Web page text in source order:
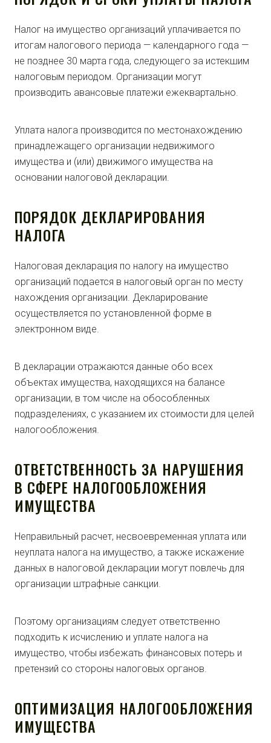
Налог на имущество организаций уплачивается по
итогам налогового периода — календарного года —
не позднее 30 марта года, следующего за истекшим
налоговым периодом. Организации могут
производить авансовые платежи ежеквартально.
Уплата налога производится по местонахождению
принадлежащего организации недвижимого
имущества и (или) движимого имущества на
основании налоговой декларации.
ПОРЯДОК ДЕКЛАРИРОВАНИЯ
НАЛОГА
Налоговая декларация по налогу на имущество
организаций подается в налоговый орган по месту
нахождения организации. Декларирование
осуществляется по установленной форме в
электронном виде.
В декларации отражаются данные обо всех
объектах имущества, находящихся на балансе
организации, в том числе на обособленных
подразделениях, с указанием их стоимости для целей
налогообложения.
ОТВЕТСТВЕННОСТЬ ЗА НАРУШЕНИЯ
В СФЕРЕ НАЛОГООБЛОЖЕНИЯ
ИМУЩЕСТВА
Неправильный расчет, несвоевременная уплата или
неуплата налога на имущество, а также искажение
данных в налоговой декларации могут повлечь для
организации штрафные санкции.
Поэтому организациям следует ответственно
подходить к исчислению и уплате налога на
имущество, чтобы избежать финансовых потерь и
претензий со стороны налоговых органов.
ОПТИМИЗАЦИЯ НАЛОГООБЛОЖЕНИЯ
ИМУЩЕСТВА